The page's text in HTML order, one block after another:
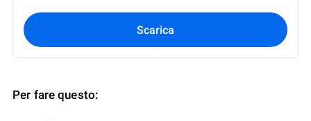
Scarica
Per fare questo: